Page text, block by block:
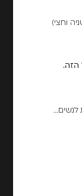
וחצי)
הזה.
לנשים…